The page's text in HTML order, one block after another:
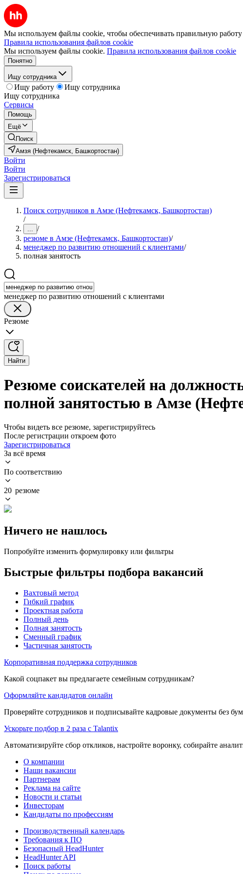
Мы используем файлы cookie, чтобы обеспечивать правильную работу
Правила использования файлов cookie
Мы используем файлы cookie. Правила использования файлов cookie
Понятно
Ищу сотрудника
Ищу работу
Ищу сотрудника
Ищу сотрудника
Сервисы
Помощь
Ещё
Поиск
Амзя (Нефтекамск, Башкортостан)
Войти
Войти
Зарегистрироваться
Поиск сотрудников в Амзе (Нефтекамск, Башкортостан)
/
... /
резюме в Амзе (Нефтекамск, Башкортостан)/
менеджер по развитию отношений с клиентами/
полная занятость
менеджер по развитию отношений с клиентами
Резюме
Найти
Резюме соискателей на
полной занятостью в Амзе
Чтобы видеть все резюме, зарегистрируйтесь
После регистрации откроем фото
Зарегистрироваться
За всё время
По соответствию
20 резюме
Ничего не нашлось
Попробуйте изменить формулировку или фильтры
Быстрые фильтры подбора вакансий
Вахтовый метод
Гибкий график
Проектная работа
Полный день
Полная занятость
Сменный график
Частичная занятость
Корпоративная поддержка сотрудников
Какой соцпакет вы предлагаете семейным сотрудникам?
Оформляйте кандидатов онлайн
Проверяйте сотрудников и подписывайте кадровые документы без
Ускорьте подбор в 2 раза с Talantix
Автоматизируйте сбор откликов, настройте воронку, собирайте
О компании
Наши вакансии
Партнерам
Реклама на сайте
Новости и статьи
Инвесторам
Кандидаты по профессиям
Производственный календарь
Требования к ПО
Безопасный HeadHunter
HeadHunter API
Поиск работы